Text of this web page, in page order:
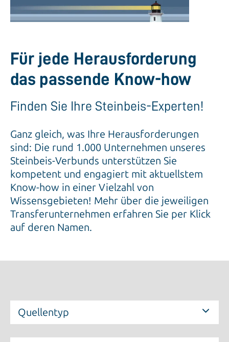
Für jede Herausforderung
das passende Know-how
Finden Sie Ihre Steinbeis-Experten!
Ganz gleich, was Ihre Herausforderungen
sind: Die rund 1.000 Unternehmen unseres
Steinbeis-Verbunds unterstützen Sie
kompetent und engagiert mit aktuellstem
Know-how in einer Vielzahl von
Wissensgebieten! Mehr über die jeweiligen
Transferunternehmen erfahren Sie per Klick
auf deren Namen.
Quellentyp